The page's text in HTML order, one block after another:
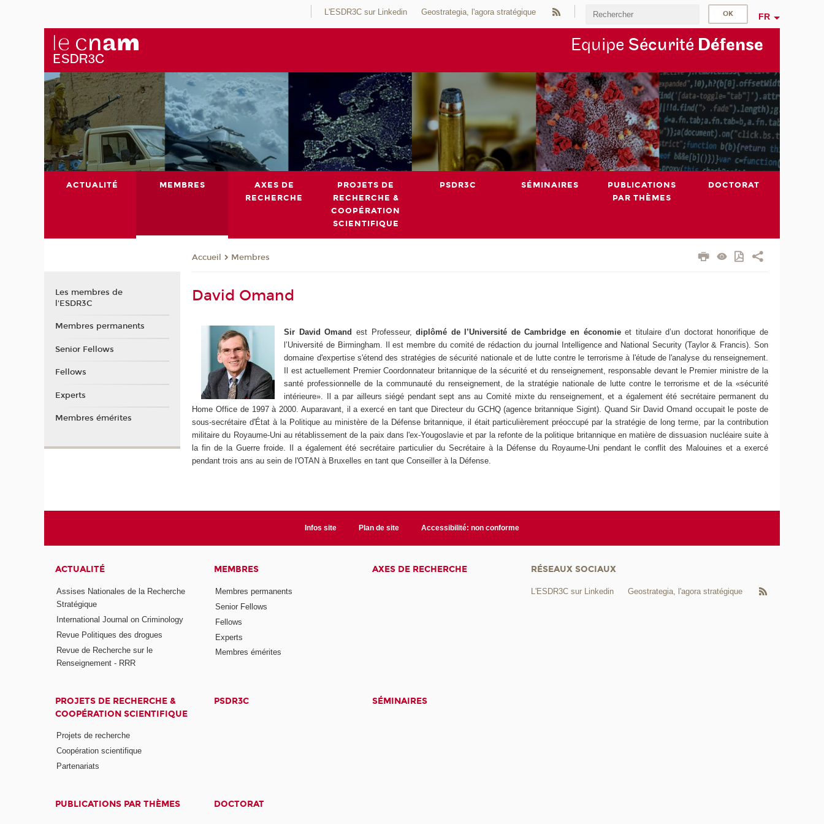
L'ESDR3C sur Linkedin Geostrategia, l'agora stratégique FR
Equipe Sécurité Défense
ACTUALITÉ MEMBRES
AXES DE
RECHERCHE
PROJETS DE
RECHERCHE &
COOPÉRATION
SCIENTIFIQUE
PSDR3C SÉMINAIRES
PUBLICATIONS
PAR THÈMES
DOCTORAT
Accueil Membres
David Omand
Sir David Omand est Professeur,diplômé de l’Université de Cambridge en économieet titulaire d’un doctorat honorifique de
l’Université de Birmingham. Il est membre du comité de rédaction du journal Intelligence and National Security (Taylor & Francis). Son
domaine d'expertise s'étend des stratégies de sécurité nationale et de lutte contre le terrorisme à l'étude de l'analyse du renseignement.
Il est actuellement Premier Coordonnateur britannique de la sécurité et du renseignement, responsable devant le Premier ministre de la
santé professionnelle de la communauté du renseignement, de la stratégie nationale de lutte contre le terrorisme et de la «sécurité
intérieure». Il a par ailleurs siégé pendant sept ans au Comité mixte du renseignement, et a également été secrétaire permanent du
Home Office de 1997 à 2000. Auparavant, il a exercé en tant que Directeur du GCHQ (agence britannique Sigint). Quand Sir David Omand occupait le poste de
sous-secrétaire d'État à la Politique au ministère de la Défense britannique, il était particulièrement préoccupé par la stratégie de long terme, par la contribution
militaire du Royaume-Uni au rétablissement de la paix dans l'ex-Yougoslavie et par la refonte de la politique britannique en matière de dissuasion nucléaire suite à
la fin de la Guerre froide. Il a également été secrétaire particulier du Secrétaire à la Défense du Royaume-Uni pendant le conflit des Malouines et a exercé
pendant trois ans au sein de l'OTAN à Bruxelles en tant que Conseiller à la Défense.
Les membres de
l'ESDR3C
Membres permanents
Senior Fellows
Fellows
Experts
Membres émérites
Infos site Plan de site Accessibilité: non conforme
ACTUALITÉ
Assises Nationales de la Recherche
Stratégique
International Journal on Criminology
Revue Politiques des drogues
Revue de Recherche sur le
Renseignement - RRR
MEMBRES
Membres permanents
Senior Fellows
Fellows
Experts
Membres émérites
AXES DE RECHERCHE
PROJETS DE RECHERCHE &
COOPÉRATION SCIENTIFIQUE
Projets de recherche
Coopération scientifique
Partenariats
PSDR3C SÉMINAIRES
PUBLICATIONS PAR THÈMES DOCTORAT
RÉSEAUX SOCIAUX
L'ESDR3C sur Linkedin Geostrategia, l'agora stratégique